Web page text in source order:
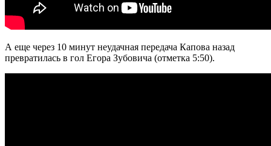
А еще через 10 минут неудачная передача Капова назад
превратилась в гол Егора Зубовича (отметка 5:50).